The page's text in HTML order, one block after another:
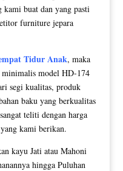
buat dan yang pasti
furniture jepara
Tidur Anak, maka
model HD-174
segi kualitas, produk
baku yang berkualitas
teliti dengan harga
kami berikan.
kayu Jati atau Mahoni
hingga Puluhan